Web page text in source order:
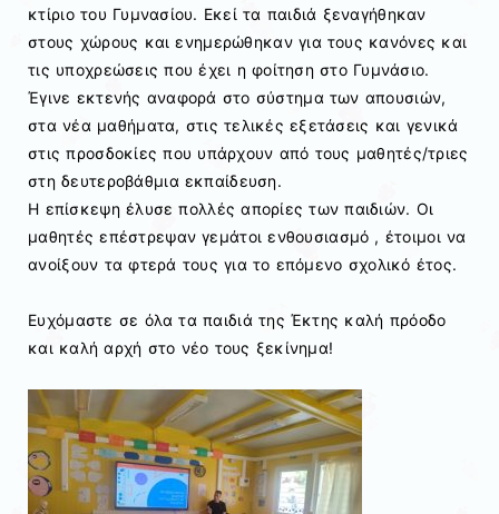
κτίριο του Γυμνασίου. Εκεί τα παιδιά ξεναγήθηκαν
στους χώρους και ενημερώθηκαν για τους κανόνες και
τις υποχρεώσεις που έχει η φοίτηση στο Γυμνάσιο.
Έγινε εκτενής αναφορά στο σύστημα των απουσιών,
στα νέα μαθήματα, στις τελικές εξετάσεις και γενικά
στις προσδοκίες που υπάρχουν από τους μαθητές/τριες
στη δευτεροβάθμια εκπαίδευση.
Η επίσκεψη έλυσε πολλές απορίες των παιδιών. Οι
μαθητές επέστρεψαν γεμάτοι ενθουσιασμό , έτοιμοι να
ανοίξουν τα φτερά τους για το επόμενο σχολικό έτος.
Ευχόμαστε σε όλα τα παιδιά της Έκτης καλή πρόοδο
και καλή αρχή στο νέο τους ξεκίνημα!